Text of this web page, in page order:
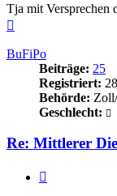
Tja mit Versprechen
BuFiPo
Beiträge: 25
Registriert:
Behörde:
Geschlecht:
Re: Mittlerer